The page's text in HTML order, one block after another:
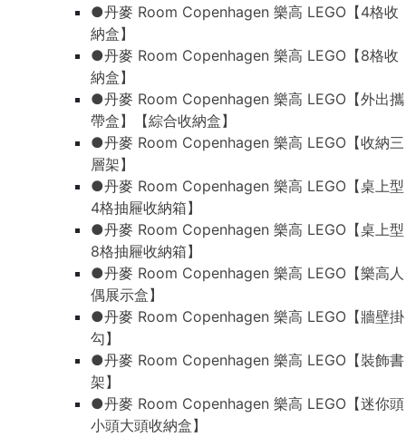
●丹麥 Room Copenhagen 樂高 LEGO【4格收
納盒】
●丹麥 Room Copenhagen 樂高 LEGO【8格收
納盒】
●丹麥 Room Copenhagen 樂高 LEGO【外出攜
帶盒】【綜合收納盒】
●丹麥 Room Copenhagen 樂高 LEGO【收納三
層架】
●丹麥 Room Copenhagen 樂高 LEGO【桌上型
4格抽屜收納箱】
●丹麥 Room Copenhagen 樂高 LEGO【桌上型
8格抽屜收納箱】
●丹麥 Room Copenhagen 樂高 LEGO【樂高人
偶展示盒】
●丹麥 Room Copenhagen 樂高 LEGO【牆壁掛
勾】
●丹麥 Room Copenhagen 樂高 LEGO【裝飾書
架】
●丹麥 Room Copenhagen 樂高 LEGO【迷你頭
小頭大頭收納盒】